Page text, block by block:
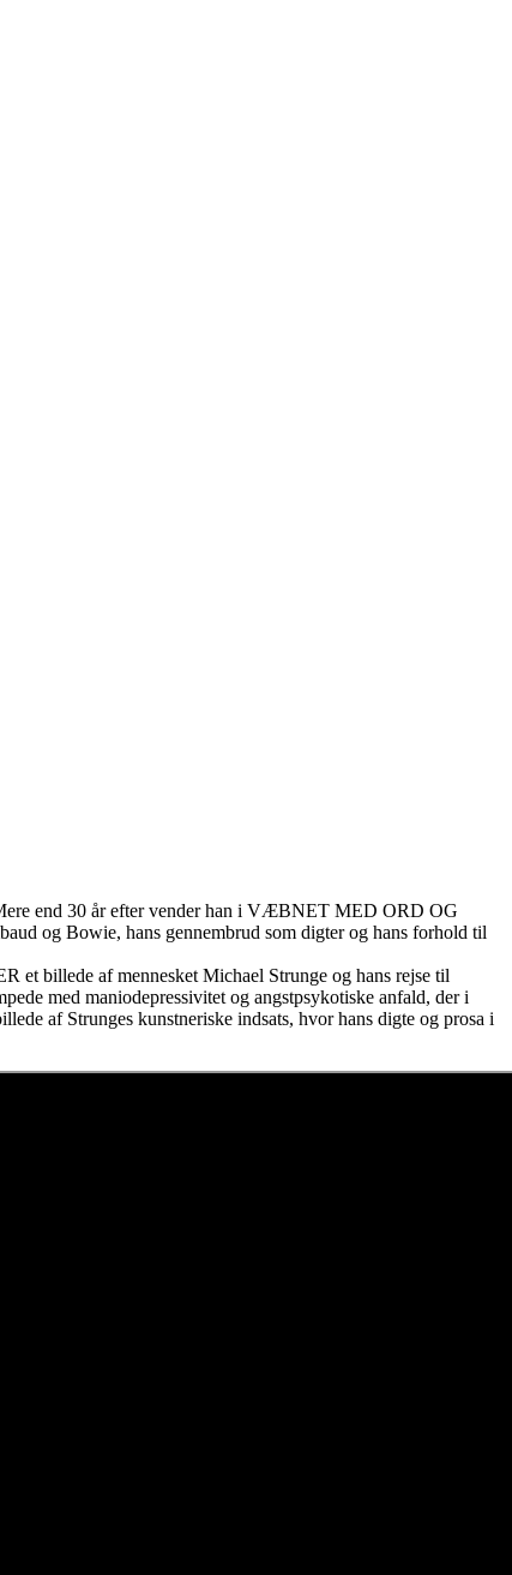
end 30 år efter vender han i VÆBNET MED ORD OG
og Bowie, hans gennembrud som digter og hans forhold til
billede af mennesket Michael Strunge og hans rejse til
med maniodepressivitet og angstpsykotiske anfald, der i
af Strunges kunstneriske indsats, hvor hans digte og prosa i